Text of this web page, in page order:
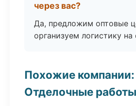
через вас?
Да, предложим оптовые
организуем логистику на
Похожие компании:
Отделочные